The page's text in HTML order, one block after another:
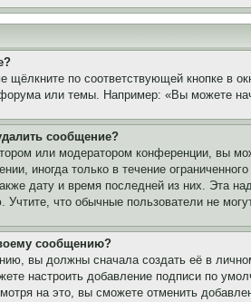
по соответствующей кнопке в
или темы. Например: «Вы можете
сообщение?
или модератором конференции, вы
иногда только в течение
дату и время последней из них. Эта
что обычные пользователи не
сообщению?
вы должны сначала создать её в
настроить добавление подписи по
на это, вы сможете отменить